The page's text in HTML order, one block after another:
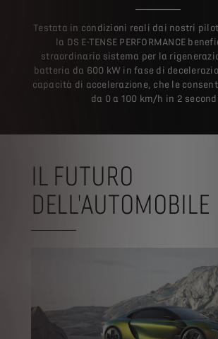
Testata in condizioni reali dai nostri
la DS E-TENSE PERFORMANCE
straordinario sistema per la
batteria da 600 kW in fase di
capacità di accelerazione, che le
da 0 a 100 km/h in 2
IL FUTURO
DELL'AUTOMOBILE